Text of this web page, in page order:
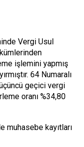
Vergi Usul
işlemini yapmış
64 Numaralı
geçici vergi
oranı %34,80
muhasebe kayıtları